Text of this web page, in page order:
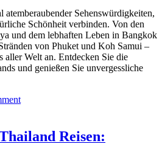
Erlebnisse“
Sehenswürdigkeiten,
Schönheit verbinden. Von den
und dem lebhaften Leben in Bangkok
von Phuket und Koh Samui –
aller Welt an. Entdecken Sie die
und genießen Sie unvergessliche
on
faszinierendstenReisen: